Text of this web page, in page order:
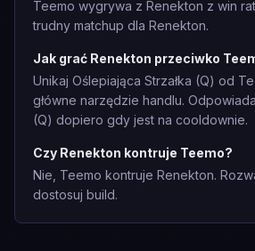
Teemo wygrywa z Renekton z win
trudny matchup dla Renekton.
Jak grać Renekton przeciwko
Unikaj Oślepiająca Strzałka (Q) od
główne narzędzie handlu.
(Q) dopiero gdy jest na cooldownie.
Czy Renekton kontruje Teemo?
Nie, Teemo kontruje Renekton.
dostosuj build.